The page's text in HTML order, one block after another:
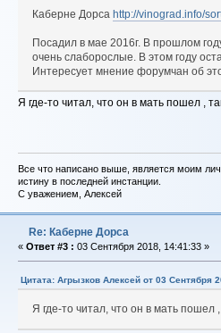
Каберне Дорса http://vinograd.info/
Посадил в мае 2016г. В прошлом
очень слаборослые. В этом году
Интересует мнение форумчан об
Я где-то читал, что он в мать пошел ,
Все что написано выше, является моим
истину в последней инстанции.
С уважением, Алексей
Re: Каберне Дорса
« Ответ #3 : 03 Сентября 2018, 14:41:33 »
Цитата: Агрызков Алексей от 03 Сентября
Я где-то читал, что он в мать